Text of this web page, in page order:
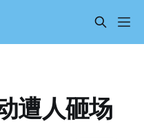
遭人砸场